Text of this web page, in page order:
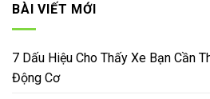
BÀI VIẾT MỚI
7 Dấu Hiệu Cho Thấy Xe Bạn Cần
Động Cơ